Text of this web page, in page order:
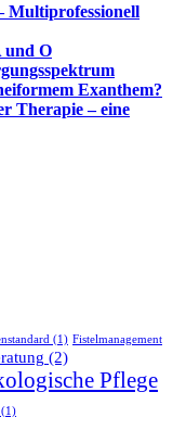
Multiprofessionell
und O
Exanthem?
Therapie – eine
(1) Fistelmanagement
(2)
Pflege
(1)